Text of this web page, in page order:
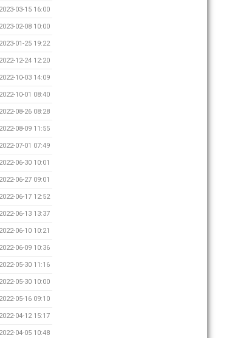
2023-03-15 16:00
2023-02-08 10:00
2023-01-25 19:22
2022-12-24 12:20
2022-10-03 14:09
2022-10-01 08:40
2022-08-26 08:28
2022-08-09 11:55
2022-07-01 07:49
2022-06-30 10:01
2022-06-27 09:01
2022-06-17 12:52
2022-06-13 13:37
2022-06-10 10:21
2022-06-09 10:36
2022-05-30 11:16
2022-05-30 10:00
2022-05-16 09:10
2022-04-12 15:17
2022-04-05 10:48